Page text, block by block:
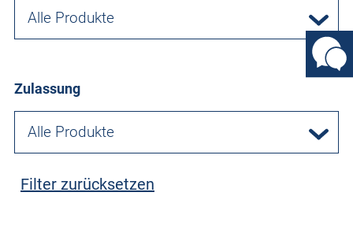
Alle Produkte
Zulassung
Alle Produkte
Filter zurücksetzen